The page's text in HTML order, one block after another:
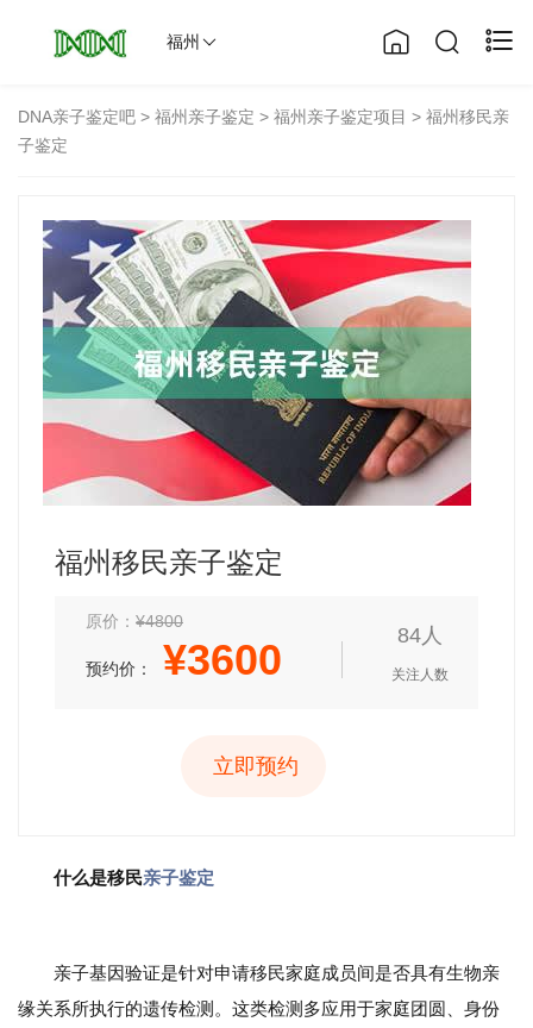
福州
DNA亲子鉴定吧 > 福州亲子鉴定 > 福州亲子鉴定项目 > 福州移民亲
子鉴定
福州移民亲子鉴定
原价： ¥4800
预约价： ¥3600 84人
关注人数
立即预约
什么是移民亲子鉴定
亲子基因验证是针对申请移民家庭成员间是否具有生物亲
缘关系所执行的遗传检测。这类检测多应用于家庭团圆、身份